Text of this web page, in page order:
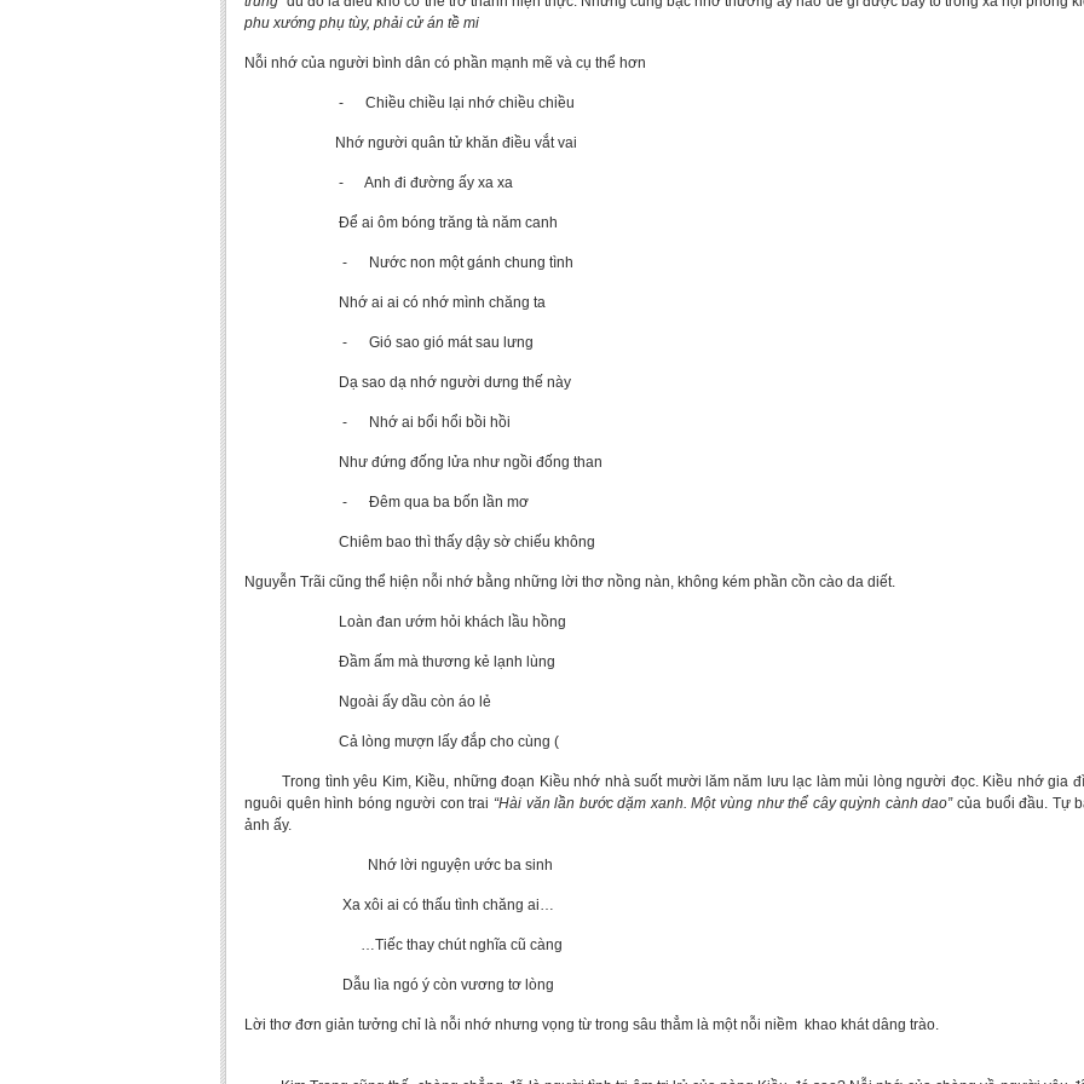
phu xướng phụ tùy, phải cử án tề mi
Nỗi nhớ của người bình dân có phần mạnh mẽ và cụ thể hơn
- Chiều chiều lại nhớ chiều chiều
Nhớ người quân tử khăn điều vắt vai
- Anh đi đường ấy xa xa
Để ai ôm bóng trăng tà năm canh
- Nước non một gánh chung tình
Nhớ ai ai có nhớ mình chăng ta
- Gió sao gió mát sau lưng
Dạ sao dạ nhớ người dưng thế này
- Nhớ ai bổi hổi bồi hồi
Như đứng đống lửa như ngồi đống than
- Đêm qua ba bốn lần mơ
Chiêm bao thì thấy dậy sờ chiếu không
Nguyễn Trãi cũng thể hiện nỗi nhớ bằng những lời thơ nồng nàn, không kém phần cồn cào da diết.
Loàn đan ướm hỏi khách lầu hồng
Đầm ấm mà thương kẻ lạnh lùng
Ngoài ấy dầu còn áo lẻ
Cả lòng mượn lấy đắp cho cùng (
Trong tình yêu Kim, Kiều, những đoạn Kiều nhớ nhà suốt mười lăm năm lưu lạc làm mủi lòng người đọc. Kiều nhớ gia
nguôi quên hình bóng người con trai “Hài văn lần bước dặm xanh. Một vùng như thể cây quỳnh cành dao”của buổi đầu. Tự
ảnh ấy.
Nhớ lời nguyện ước ba sinh
Xa xôi ai có thấu tình chăng ai…
…Tiếc thay chút nghĩa cũ càng
Dẫu lìa ngó ý còn vương tơ lòng
Lời thơ đơn giản tưởng chỉ là nỗi nhớ nhưng vọng từ trong sâu thẳm là một nỗi niềm khao khát dâng trào.